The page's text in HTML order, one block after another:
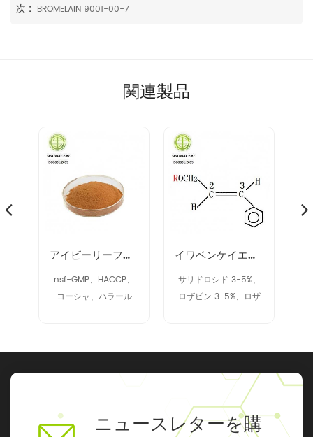
次 : BROMELAIN 9001-00-7
関連製品
アイビーリーフエキス
nsf-GMP、HACCP、
コーシャ、ハラール
イワベンケイエキス 97404-52-9
サリドロシド 3-5%、
ロザビン 3-5%、ロザ
ニュースレターを購